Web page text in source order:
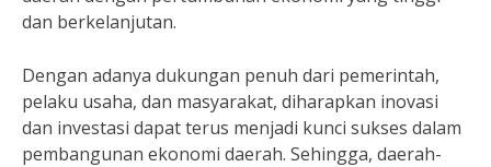
dan berkelanjutan.
Dengan adanya dukungan penuh dari pemerintah,
pelaku usaha, dan masyarakat, diharapkan inovasi
dan investasi dapat terus menjadi kunci sukses dalam
pembangunan ekonomi daerah. Sehingga, daerah-